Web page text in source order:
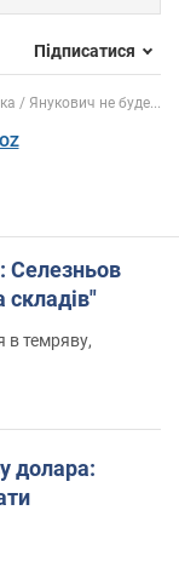
Підписатися
Янукович не буде...
Селезньов
складів"
в темряву,
долара: